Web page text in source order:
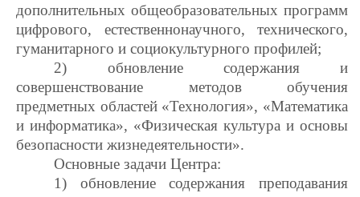
дополнительных общеобразовательных программ
цифрового, естественнонаучного, технического,
гуманитарного и социокультурного профилей;
2) обновление содержания и
совершенствование методов обучения
предметных областей «Технология», «Математика
и информатика», «Физическая культура и основы
безопасности жизнедеятельности».
Основные задачи Центра:
1) обновление содержания преподавания